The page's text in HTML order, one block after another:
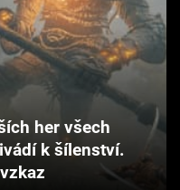
her všech
k šílenství.